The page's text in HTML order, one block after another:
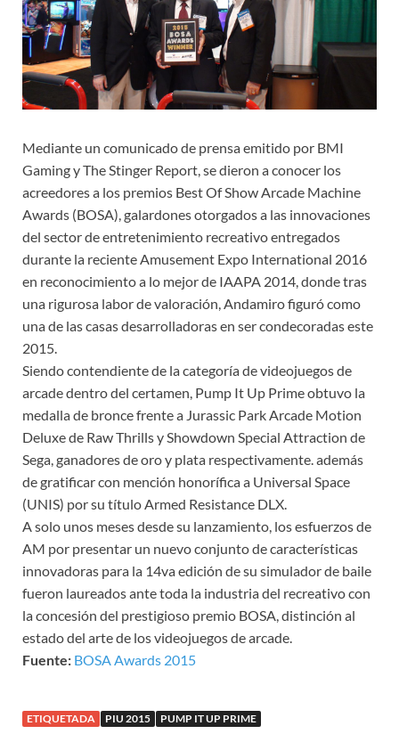
Mediante un comunicado de prensa emitido por BMI
Gaming y The Stinger Report, se dieron a conocer los
acreedores a los premios Best Of Show Arcade Machine
Awards (BOSA), galardones otorgados a las innovaciones
del sector de entretenimiento recreativo entregados
durante la reciente Amusement Expo International 2016
en reconocimiento a lo mejor de IAAPA 2014, donde tras
una rigurosa labor de valoración, Andamiro figuró como
una de las casas desarrolladoras en ser condecoradas este
2015.
Siendo contendiente de la categoría de videojuegos de
arcade dentro del certamen, Pump It Up Prime obtuvo la
medalla de bronce frente a Jurassic Park Arcade Motion
Deluxe de Raw Thrills y Showdown Special Attraction de
Sega, ganadores de oro y plata respectivamente. además
de gratificar con mención honorífica a Universal Space
(UNIS) por su título Armed Resistance DLX.
A solo unos meses desde su lanzamiento, los esfuerzos de
AM por presentar un nuevo conjunto de características
innovadoras para la 14va edición de su simulador de baile
fueron laureados ante toda la industria del recreativo con
la concesión del prestigioso premio BOSA, distinción al
estado del arte de los videojuegos de arcade.
Fuente: BOSA Awards 2015
ETIQUETADA PIU 2015 PUMP IT UP PRIME